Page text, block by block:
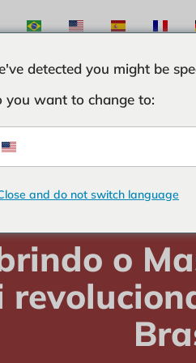
-Descobrindo o Massala: o
o
detected you might be
you want to change to:
and do not switch language